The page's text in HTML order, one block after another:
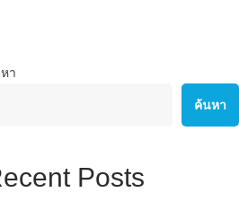
า
ค้นหา
Posts